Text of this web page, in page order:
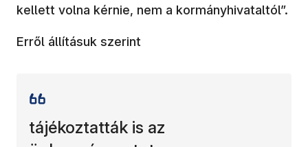
kellett volna kérnie, nem a kormányhivataltól”.
Erről állításuk szerint
tájékoztatták is az